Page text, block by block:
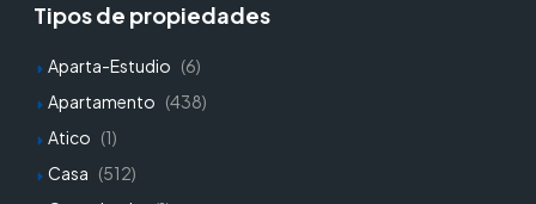
Tipos de propiedades
Aparta-Estudio (6)
Apartamento (438)
Atico (1)
Casa (512)